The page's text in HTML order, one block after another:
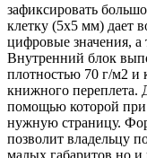
зафиксировать
клетку (5х5 мм) дает
цифровые значения, а
Внутренний блок
плотностью 70 г/м2 и
книжного переплета.
помощью которой
нужную страницу.
позволит владельцу
малых габаритов но и